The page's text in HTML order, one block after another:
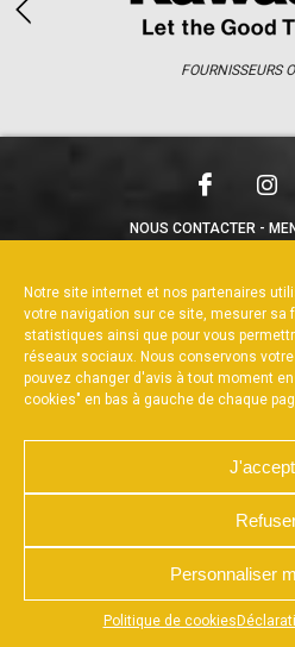
Notre site internet et nos partenaires
votre navigation sur ce site, mesurer sa
statistiques ainsi que pour vous
réseaux sociaux. Nous conservons
pouvez changer d'avis à tout moment
cookies" en bas à gauche de chaque
Personnaliser
Politique de cookies
Appuyez sur le bouton partager en
accéder à la
FOURNISSEURS
NOUS CONTACTER
RÉALISÉ PAR